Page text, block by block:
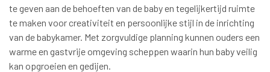
te geven aan de behoeften van de baby en tegelijkertijd ruimte
te maken voor creativiteit en persoonlijke stijl in de inrichting
van de babykamer. Met zorgvuldige planning kunnen ouders een
warme en gastvrije omgeving scheppen waarin hun baby veilig
kan opgroeien en gedijen.